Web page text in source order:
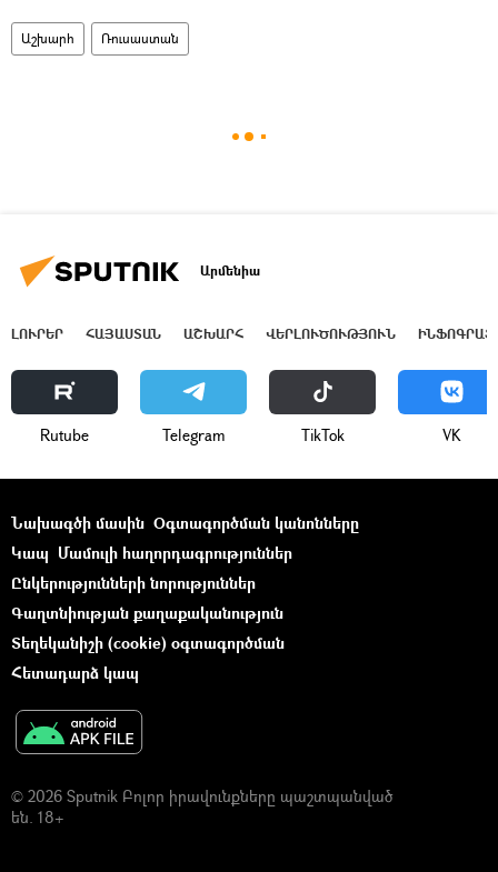
Աշխարհ Ռուսաստան
Արմենիա
ԼՈՒՐԵՐ ՀԱՅԱՍՏԱՆ ԱՇԽԱՐՀ ՎԵՐԼՈՒԾՈՒԹՅՈՒՆ
Rutube Telegram ТikТоk VK
Նախագծի մասին Օգտագործման կանոնները
Կապ Մամուլի հաղորդագրություններ
Ընկերությունների նորություններ
Գաղտնիության քաղաքականություն
Տեղեկանիշի (cookie) օգտագործման
Հետադարձ կապ
© 2026 Sputnik Բոլոր իրավունքները պաշտպանված
են. 18+